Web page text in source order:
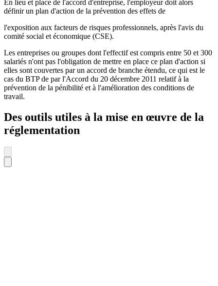
En lieu et place de l'accord d'entreprise, l'employeur doit alors
définir un plan d'action de la prévention des effets de
l'exposition aux facteurs de risques professionnels, après l'avis du
comité social et économique (CSE).
Les entreprises ou groupes dont l'effectif est compris entre 50 et 300
salariés n'ont pas l'obligation de mettre en place ce plan d'action si
elles sont couvertes par un accord de branche étendu, ce qui est le
cas du BTP de par l'Accord du 20 décembre 2011 relatif à la
prévention de la pénibilité et à l'amélioration des conditions de
travail.
Des outils utiles à la mise en œuvre de la
réglementation